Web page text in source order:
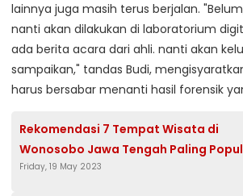
lainnya juga masih terus berjalan.
nanti akan dilakukan di laboratorium
ada berita acara dari ahli. nanti akan
sampaikan," tandas Budi,
harus bersabar menanti hasil forensik
Rekomendasi 7 Tempat Wisata di
Wonosobo Jawa Tengah Paling
dan Ramai Dikunjungi
Friday, 19 May 2023